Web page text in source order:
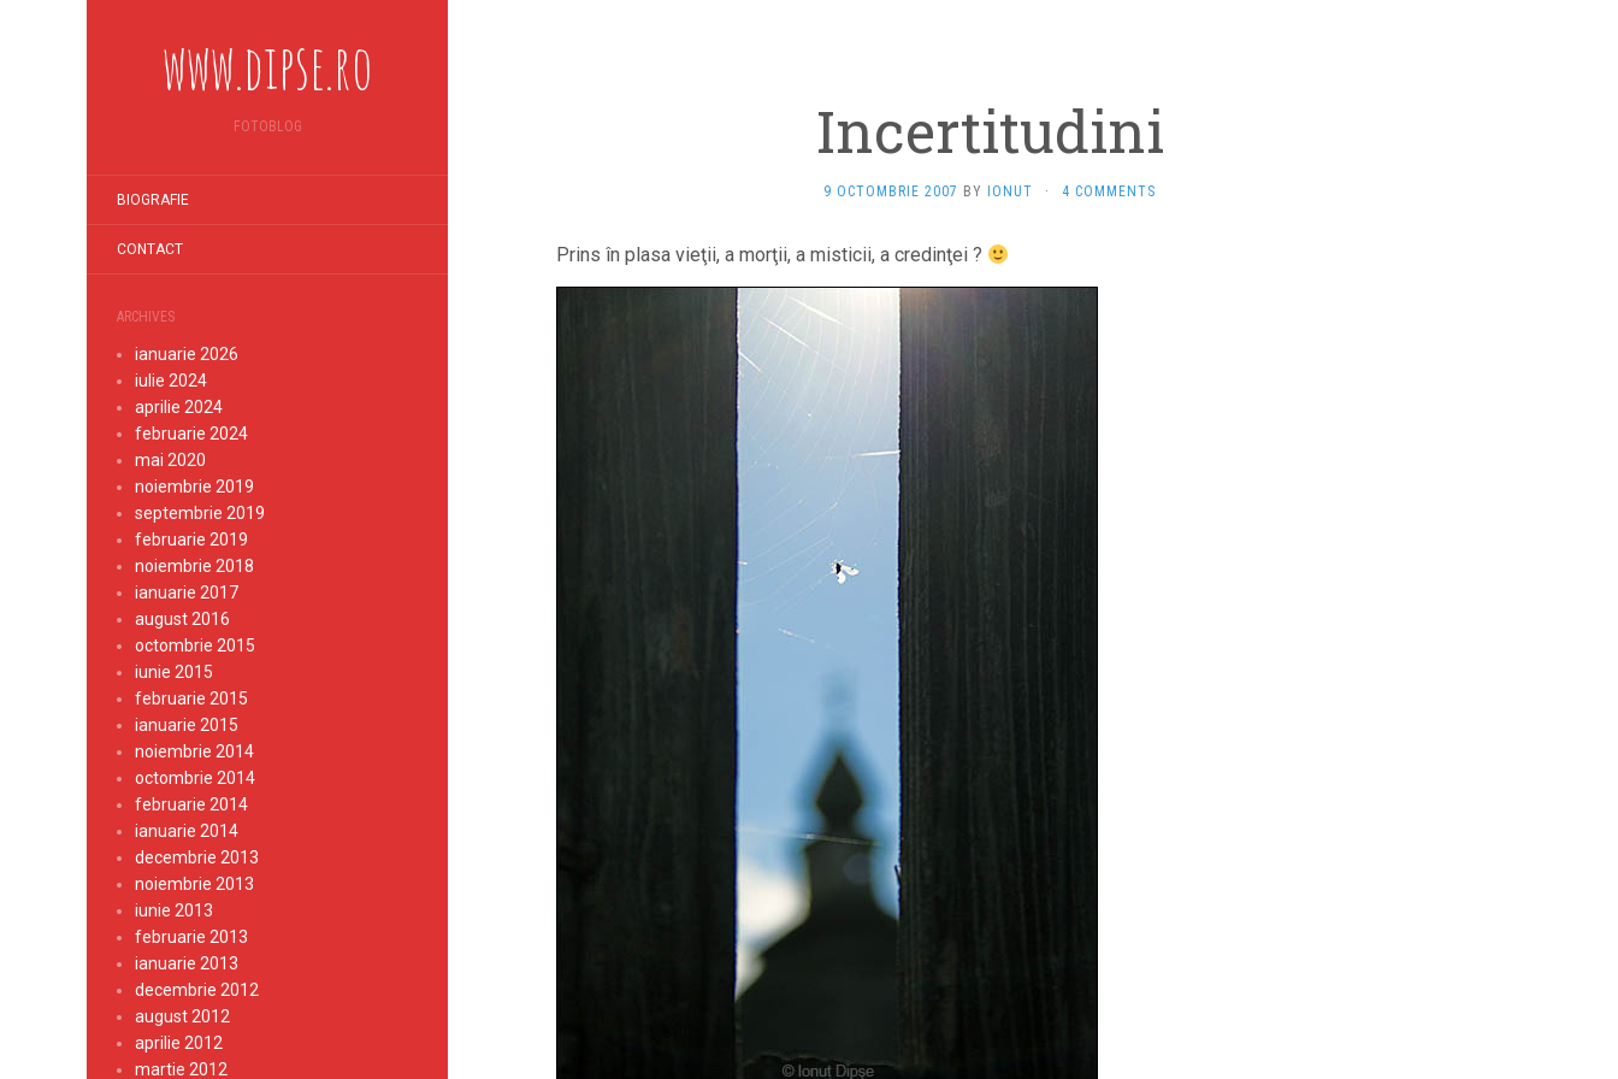
www.dipse.ro
FOTOBLOG
BIOGRAFIE
CONTACT
ARCHIVES
ianuarie 2026
iulie 2024
aprilie 2024
februarie 2024
mai 2020
noiembrie 2019
septembrie 2019
februarie 2019
noiembrie 2018
ianuarie 2017
august 2016
octombrie 2015
iunie 2015
februarie 2015
ianuarie 2015
noiembrie 2014
octombrie 2014
februarie 2014
ianuarie 2014
decembrie 2013
noiembrie 2013
iunie 2013
februarie 2013
ianuarie 2013
decembrie 2012
august 2012
aprilie 2012
martie 2012
Incertitudini
9 OCTOMBRIE 2007 BY IONUT · 4 COMMENTS
Prins în plasa vieţii, a morţii, a misticii, a credinţei ?